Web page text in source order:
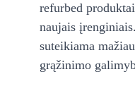
refurbed
naujais
suteikiama
grąžinimo